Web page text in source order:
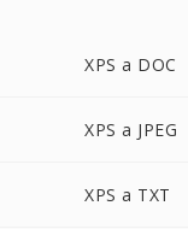
XPS a DOC
XPS a JPEG
XPS a TXT